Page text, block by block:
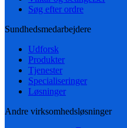
Søg efter ordre
Sundhedsmedarbejdere
Udforsk
Produkter
Tjenester
Specialiseringer
Løsninger
Andre virksomhedsløsninger